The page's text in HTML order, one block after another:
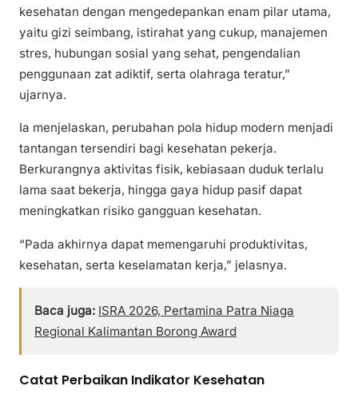
kesehatan dengan mengedepankan enam pilar utama,
yaitu gizi seimbang, istirahat yang cukup, manajemen
stres, hubungan sosial yang sehat, pengendalian
penggunaan zat adiktif, serta olahraga teratur,”
ujarnya.
Ia menjelaskan, perubahan pola hidup modern menjadi
tantangan tersendiri bagi kesehatan pekerja.
Berkurangnya aktivitas fisik, kebiasaan duduk terlalu
lama saat bekerja, hingga gaya hidup pasif dapat
meningkatkan risiko gangguan kesehatan.
“Pada akhirnya dapat memengaruhi produktivitas,
kesehatan, serta keselamatan kerja,” jelasnya.
Baca juga: ISRA 2026, Pertamina Patra Niaga
Regional Kalimantan Borong Award
Catat Perbaikan Indikator Kesehatan